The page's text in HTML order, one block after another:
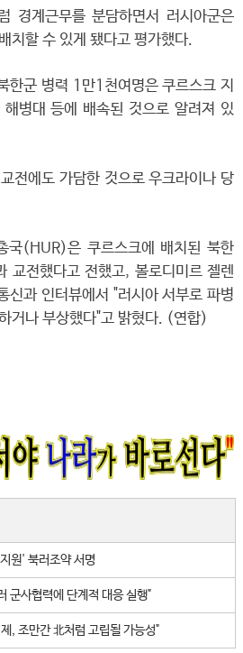
경계근무를 분담하면서 러시아군은
치할 수 있게 됐다고 평가했다.
한군 병력 1만1천여명은 쿠르스크 지
병대 등에 배속된 것으로 알려져 있
전에도 가담한 것으로 우크라이나 당
국(HUR)은 쿠르스크에 배치된 북한
교전했다고 전했고, 볼로디미르 젤렌
신과 인터뷰에서 "러시아 서부로 파병
거나 부상했다"고 밝혔다. (연합)
원' 북러조약 서명
군사협력에 단계적 대응 실행"
, 조만간 北처럼 고립될 가능성"